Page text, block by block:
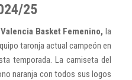
25
Basket Femenino, la
taronja actual campeón en
temporada. La camiseta del
naranja con todos sus logos